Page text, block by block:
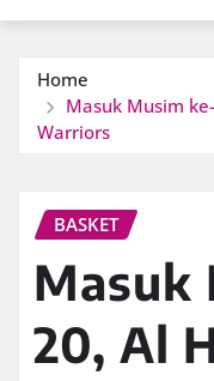
Home
Masuk Musim
Warriors
BASKET
Masuk
20, Al